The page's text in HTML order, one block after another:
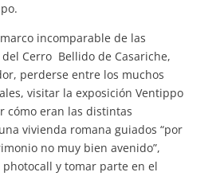
incomparable de las
Cerro Bellido de Casariche,
perderse entre los muchos
visitar la exposición Ventippo
cómo eran las distintas
vivienda romana guiados “por
no muy bien avenido”,
y tomar parte en el